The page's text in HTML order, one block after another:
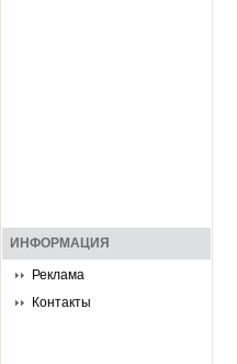
ИНФОРМАЦИЯ
Реклама
Контакты